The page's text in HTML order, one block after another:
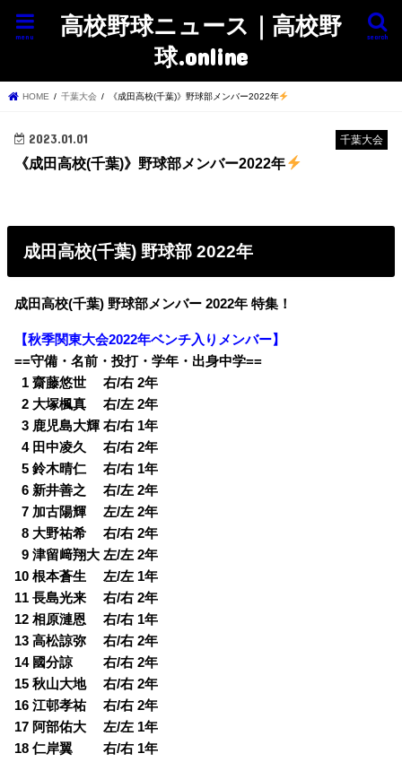
高校野球ニュース｜高校野
球.online
search
menu
HOME 千葉大会 《成田高校(千葉)》野球部メンバー2022年
千葉大会
2023.01.01
《成田高校(千葉)》野球部メンバー2022年
成田高校(千葉) 野球部 2022年
成田高校(千葉) 野球部メンバー 2022年 特集！
【秋季関東大会2022年ベンチ入りメンバー】
==守備・名前・投打・学年・出身中学==
1 齋藤悠世 右/右 2年
02 大塚楓真 右/左 2年
03 鹿児島大輝 右/右 1年
04 田中凌久 右/右 2年
05 鈴木晴仁 右/右 1年
06 新井善之 右/左 2年
07 加古陽輝 左/左 2年
08 大野祐希 右/右 2年
09 津留﨑翔大 左/左 2年
10 根本蒼生 左/左 1年
11 長島光来 右/右 2年
12 相原漣恩 右/右 1年
13 高松諒弥 右/右 2年
14 國分諒 右/右 2年
15 秋山大地 右/右 2年
16 江邨孝祐 右/右 2年
17 阿部佑大 左/左 1年
18 仁岸翼 右/右 1年